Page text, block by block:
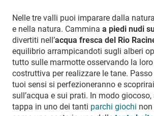
Nelle tre valli puoi imparare dalla
e nella natura. Cammina a piedi nudi
divertiti nell’acqua fresca del Rio
equilibrio arrampicandoti sugli alberi
tutto sulle marmotte osservando la
costruttiva per realizzare le tane.
tuoi sensi si perfezioneranno e
sull’acqua e sui prati. In modo
tappa in uno dei tanti parchi giochi